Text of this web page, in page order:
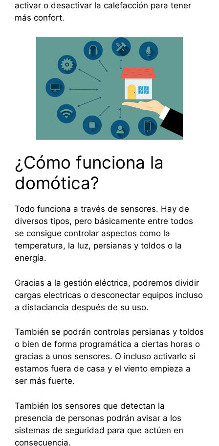
activar o desactivar la calefacción para tener
más confort.
¿Cómo funciona la
domótica?
Todo funciona a través de sensores. Hay de
diversos tipos, pero básicamente entre todos
se consigue controlar aspectos como la
temperatura, la luz, persianas y toldos o la
energía.
Gracias a la gestión eléctrica, podremos dividir
cargas electricas o desconectar equipos incluso
a distaciancia después de su uso.
También se podrán controlas persianas y toldos
o bien de forma programática a ciertas horas o
gracias a unos sensores. O incluso activarlo si
estamos fuera de casa y el viento empieza a
ser más fuerte.
También los sensores que detectan la
presencia de personas podrán avisar a los
sistemas de seguridad para que actúen en
consecuencia.